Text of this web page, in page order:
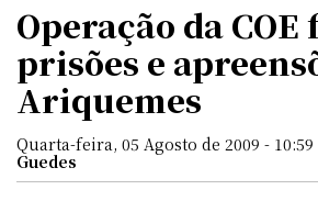
Operação da COE
prisões e
Ariquemes
Quarta-feira, 05 Agosto de 2009 - 10:59
Guedes